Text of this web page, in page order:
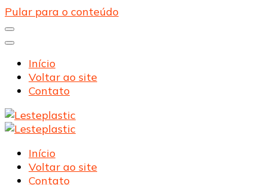
Pular para o conteúdo
Início
Voltar ao site
Contato
Lesteplastic
Blog – Lesteplastic
Lesteplastic
Blog – Lesteplastic
Início
Voltar ao site
Contato